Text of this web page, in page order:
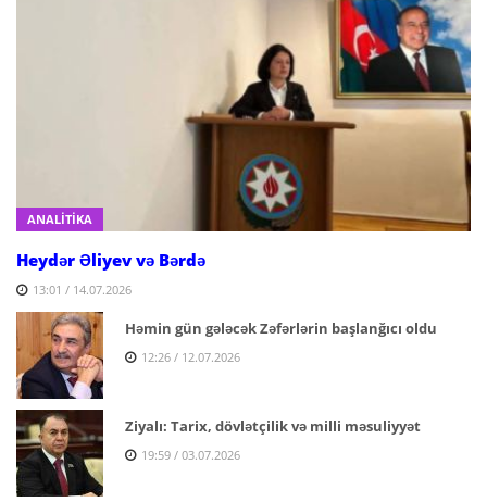
ANALİTİKA
Heydər Əliyev və Bərdə
13:01 / 14.07.2026
Həmin gün gələcək Zəfərlərin başlanğıcı oldu
12:26 / 12.07.2026
Ziyalı: Tarix, dövlətçilik və milli məsuliyyət
19:59 / 03.07.2026